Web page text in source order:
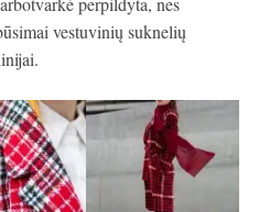
vestuvinių suknelių